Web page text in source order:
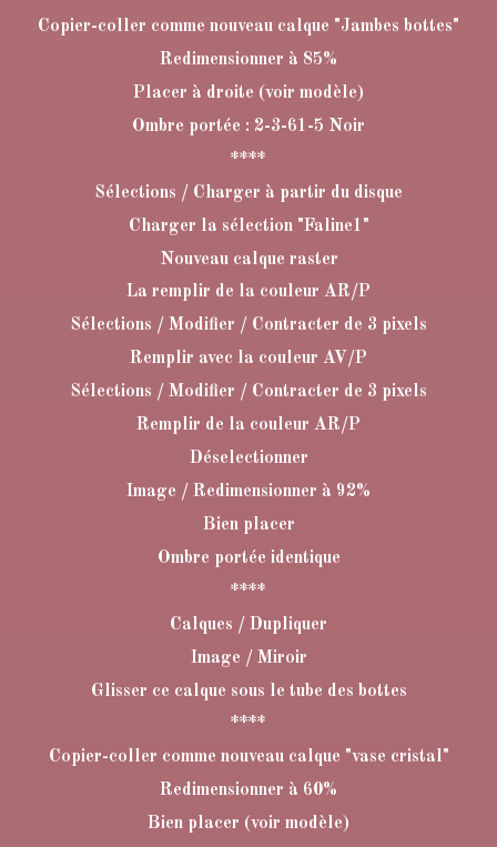
Copier-coller comme nouveau calque "Jambes bottes"
Redimensionner à 85%
Placer à droite (voir modèle)
Ombre portée : 2-3-61-5 Noir
****
Sélections / Charger à partir du disque
Charger la sélection "Faline1"
Nouveau calque raster
La remplir de la couleur AR/P
Sélections / Modifier / Contracter de 3 pixels
Remplir avec la couleur AV/P
Sélections / Modifier / Contracter de 3 pixels
Remplir de la couleur AR/P
Déselectionner
Image / Redimensionner à 92%
Bien placer
Ombre portée identique
****
Calques / Dupliquer
Image / Miroir
Glisser ce calque sous le tube des bottes
****
Copier-coller comme nouveau calque "vase cristal"
Redimensionner à 60%
Bien placer (voir modèle)